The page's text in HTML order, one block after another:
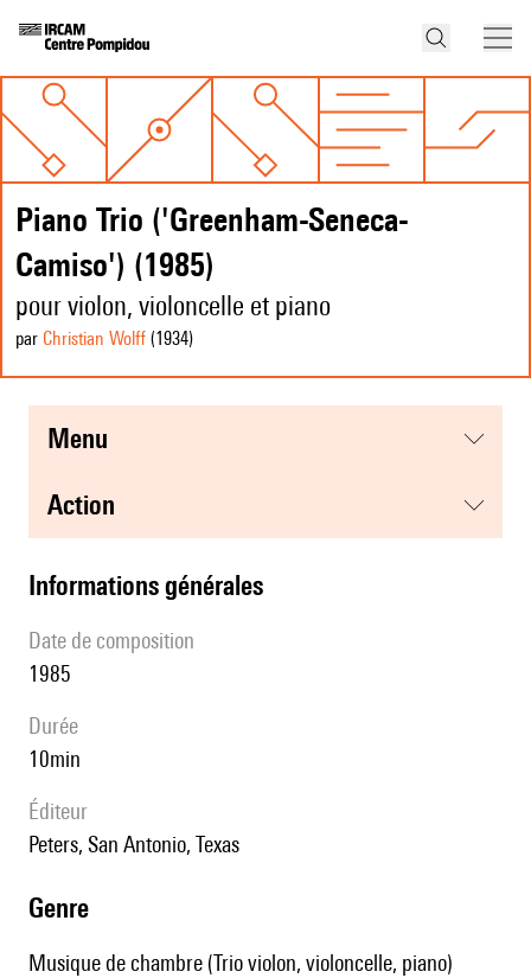
Piano Trio ('Greenham-Seneca-
Camiso') (1985)
pour violon, violoncelle et piano
par Christian Wolff (1934)
menu
action
informations générales
date de composition
1985
durée
10min
éditeur
Peters, San Antonio, Texas
genre
Musique de chambre (Trio violon, violoncelle, piano)